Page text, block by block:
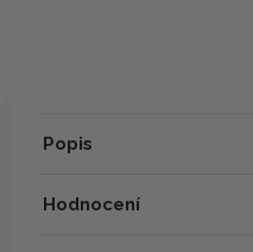
Popis
Hodnocení